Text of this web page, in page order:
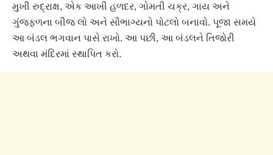
મુખી રુદ્રાક્ષ, એક આખી હળદર, ગોમતી ચક્ર, ગાય અને
ગુંજફળના બીજ લો અને સૌભાગ્યનો પોટલો બનાવો. પૂજા સમયે
આ બંડલ ભગવાન પાસે રાખો. આ પછી, આ બંડલને તિજોરી
અથવા મંદિરમાં સ્થાપિત કરો.